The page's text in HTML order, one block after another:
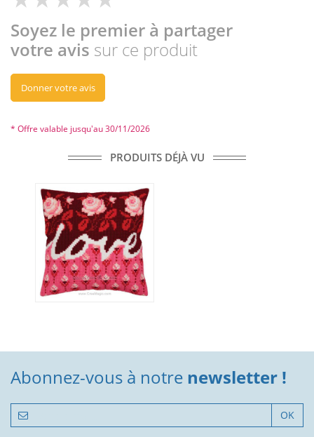
Soyez le premier à partager
votre avis sur ce produit
Donner votre avis
* Offre valable jusqu'au 30/11/2026
PRODUITS DÉJÀ VU
Abonnez-vous à notre newsletter !
OK